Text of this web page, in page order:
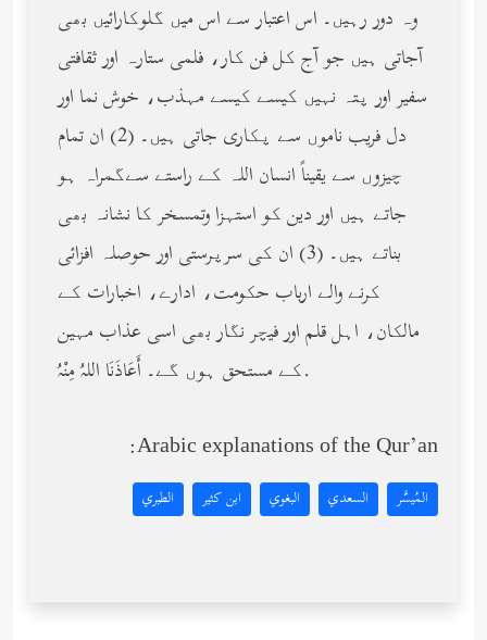
وہ دور رہیں۔ اس اعتبار سے اس میں گلوکارائیں بھی
آجاتی ہیں جو آج کل فن کار، فلمی ستارہ اور ثقافتی
سفیر اور پتہ نہیں کیسے کیسے مہذب، خوش نما اور
دل فریب ناموں سے پکاری جاتی ہیں۔ (2) ان تمام
چیزوں سے یقیناً انسان اللہ کے راستے سےگمراہ ہو
جاتے ہیں اور دین کو استہزا وتمسخر کا نشانہ بھی
بناتے ہیں۔ (3) ان کی سرپرستی اور حوصلہ افزائی
کرنے والے ارباب حکومت، ادارے، اخبارات کے
مالکان، اہل قلم اور فیچر نگار بھی اسی عذاب مہین
کے مستحق ہوں گے۔ أَعَاذَنَا اللهُ مِنْهُ.
Arabic explanations of the Qur’an:
المُيسَّر السعدي البغوي ابن كثير الطبري